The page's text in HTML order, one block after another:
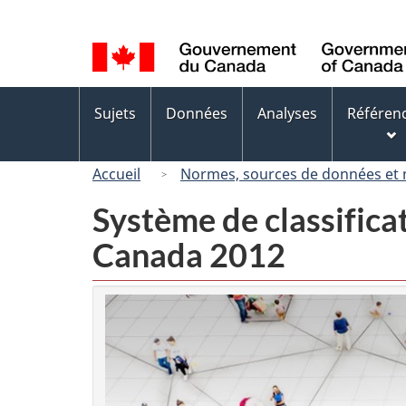
de
la
langue
des
Sujets Données Analyses
Accueil Normes, sources de données et
Système de
Canada 2012